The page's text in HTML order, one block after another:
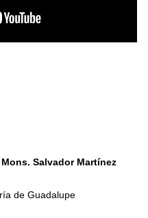
Salvador Martínez
de Guadalupe